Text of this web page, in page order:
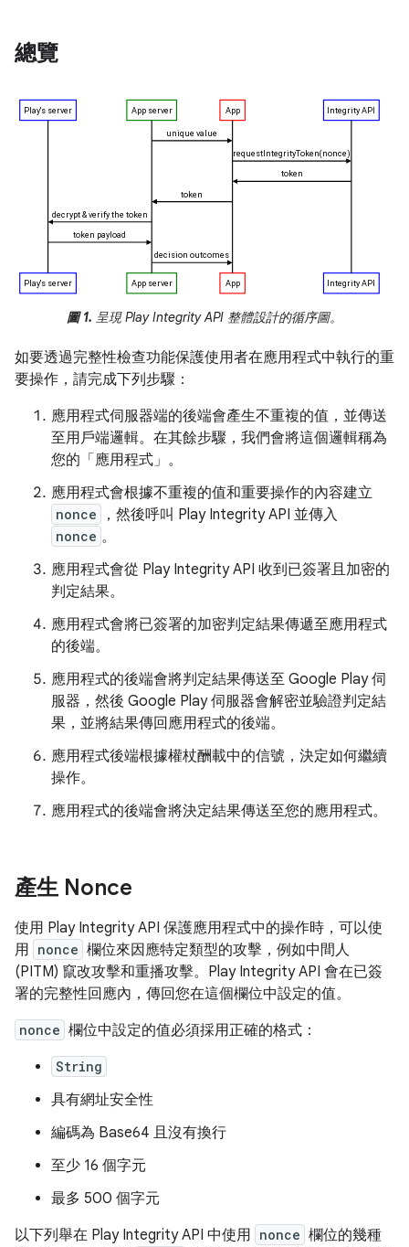
總覽
圖 1. 呈現 Play Integrity API 整體設計的循序圖。
如要透過完整性檢查功能保護使用者在應用程式中執行的重
要操作，請完成下列步驟：
應用程式伺服器端的後端會產生不重複的值，並傳送
至用戶端邏輯。在其餘步驟，我們會將這個邏輯稱為
您的「應用程式」。
應用程式會根據不重複的值和重要操作的內容建立
nonce ，然後呼叫 Play Integrity API 並傳入
nonce 。
應用程式會從 Play Integrity API 收到已簽署且加密的
判定結果。
應用程式會將已簽署的加密判定結果傳遞至應用程式
的後端。
應用程式的後端會將判定結果傳送至 Google Play 伺
服器，然後 Google Play 伺服器會解密並驗證判定結
果，並將結果傳回應用程式的後端。
應用程式後端根據權杖酬載中的信號，決定如何繼續
操作。
應用程式的後端會將決定結果傳送至您的應用程式。
產生 Nonce
使用 Play Integrity API 保護應用程式中的操作時，可以使
用 nonce 欄位來因應特定類型的攻擊，例如中間人
(PITM) 竄改攻擊和重播攻擊。Play Integrity API 會在已簽
署的完整性回應內，傳回您在這個欄位中設定的值。
nonce 欄位中設定的值必須採用正確的格式：
String
具有網址安全性
編碼為 Base64 且沒有換行
至少 16 個字元
最多 500 個字元
以下列舉在 Play Integrity API 中使用 nonce 欄位的幾種